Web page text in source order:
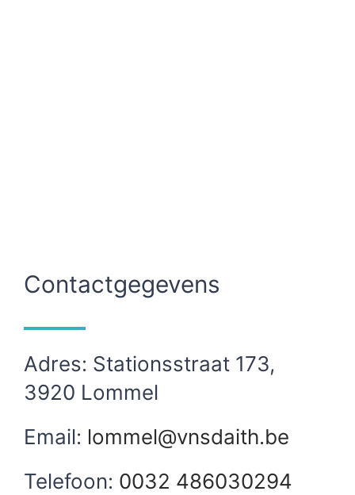
Contactgegevens
Adres: Stationsstraat 173,
3920 Lommel
Email: lommel@vnsdaith.be
Telefoon: 0032 486030294